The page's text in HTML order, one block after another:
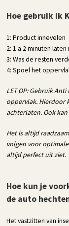
Hoe gebruik ik
1: Product innevelen
2: 1 a 2 minuten
3: Was de resten
4: Spoel het
LET OP: Gebruik
oppervlak. Hierdoor
achterlaten. Ook
Het is altijd
volgen voor
altijd perfect uit ziet.
Hoe kun je
de auto
Het vastzitten van